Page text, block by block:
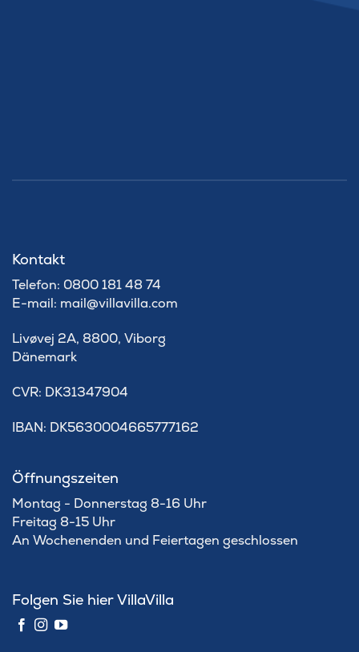
Kontakt
Telefon: 0800 181 48 74
E-mail: mail@villavilla.com
Livøvej 2A, 8800, Viborg
Dänemark
​CVR: DK31347904
IBAN: DK5630004665777162
Öffnungszeiten
Montag - Donnerstag 8-16 Uhr
Freitag 8-15 Uhr
An Wochenenden und Feiertagen geschlossen
Folgen Sie hier VillaVilla